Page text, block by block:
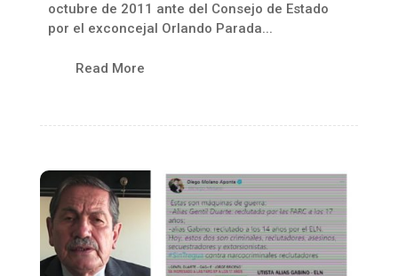
octubre de 2011 ante del Consejo de Estado
por el exconcejal Orlando Parada...
Read More